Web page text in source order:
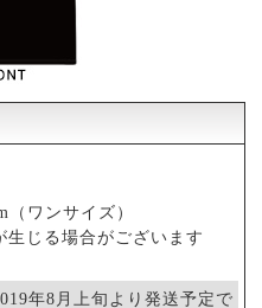
（ワンサイズ）
じる場合がございます
年8月上旬より発送予定で